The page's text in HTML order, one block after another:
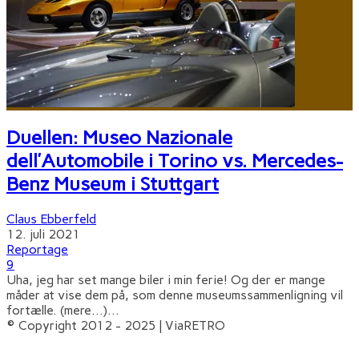
Duellen: Museo Nazionale
dell’Automobile i Torino vs. Mercedes-
Benz Museum i Stuttgart
Claus Ebberfeld
12. juli 2021
Reportage
9
Uha, jeg har set mange biler i min ferie! Og der er mange
måder at vise dem på, som denne museumssammenligning vil
fortælle. (mere…)...
© Copyright 2012 - 2025 | ViaRETRO